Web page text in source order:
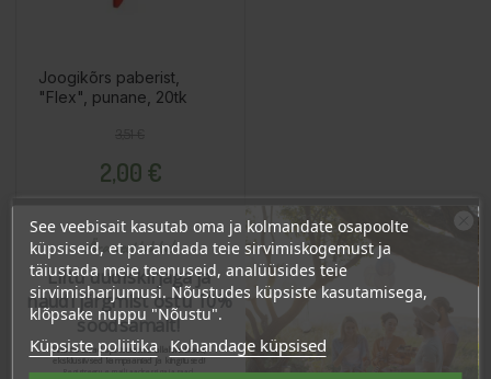
Joogikõrs paberist,
"Flex", punane, 20tk
2,00 €
Lisa Ostukorvi
See veebisait kasutab oma ja kolmandate osapoolte
küpsiseid, et parandada teie sirvimiskogemust ja
täiustada meie teenuseid, analüüsides teie
sirvimisharjumusi. Nõustudes küpsiste kasutamisega,
klõpsake nuppu "Nõustu".
Küpsiste poliitika Kohandage küpsised
Ära veel lahku!
Liitu uudiskirjaga ja
naudi järgmist ostu 10%
soodsamalt!
Sind ootavad spetsiaalsed allahindlused,
eksklusiivsed kampaaniad ja kingitused!
Registreeru e-maili aadressiga ja saad